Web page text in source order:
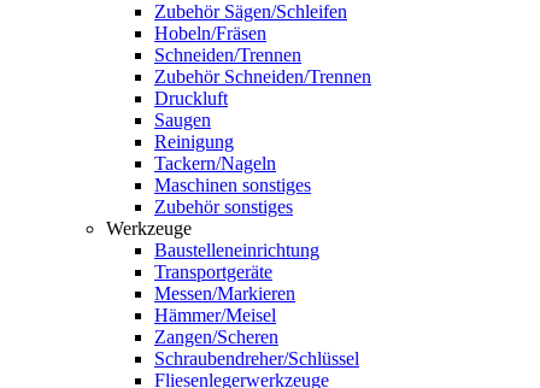
Zubehör Sägen/Schleifen
Hobeln/Fräsen
Schneiden/Trennen
Zubehör Schneiden/Trennen
Druckluft
Saugen
Reinigung
Tackern/Nageln
Maschinen sonstiges
Zubehör sonstiges
Werkzeuge
Baustelleneinrichtung
Transportgeräte
Messen/Markieren
Hämmer/Meisel
Zangen/Scheren
Schraubendreher/Schlüssel
Fliesenlegerwerkzeuge